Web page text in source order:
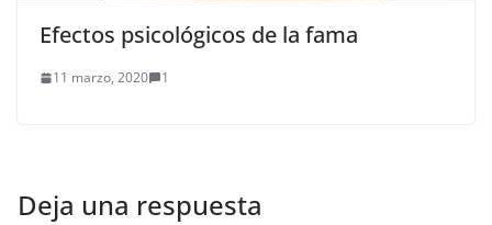
Efectos psicológicos de la fama
11 marzo, 2020 1
Deja una respuesta